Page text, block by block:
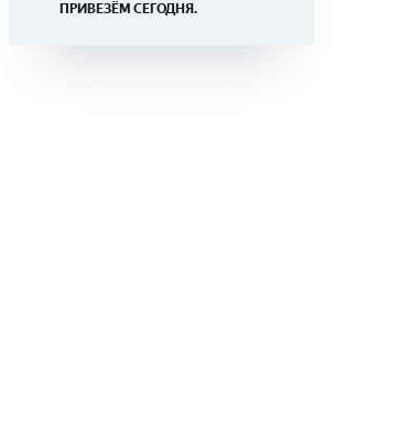
ПРИВЕЗЁМ СЕГОДНЯ.